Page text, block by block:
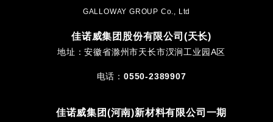
GALLOWAY GROUP Co., Ltd
佳诺威集团股份有限公司(天长)
地址：安徽省滁州市天长市汊涧工业园A区
电话： 0550-2389907
佳诺威集团(河南)新材料有限公司一期